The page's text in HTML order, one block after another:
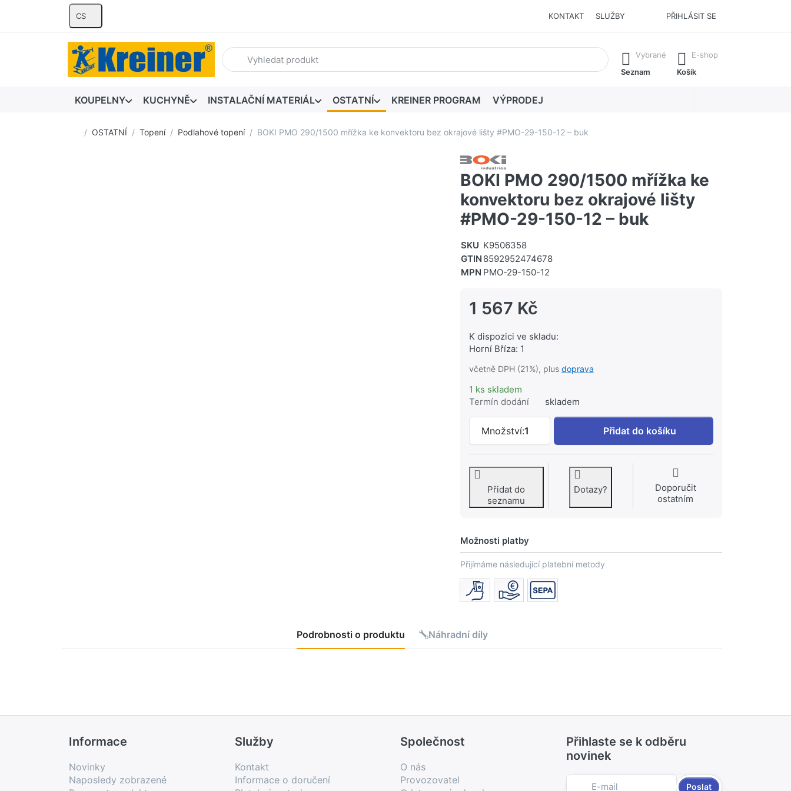
CS KONTAKT SLUŽBY PŘIHLÁSIT SE
Zadejte hledaný výraz. První výsledky se zobrazí automaticky při zadávání. Stisknutím klávesy Enter vyvoláte všechny výsledky.
Vybrané
Seznam
E-shop
Košík
KOUPELNY KUCHYNĚ INSTALAČNÍ MATERIÁL OSTATNÍ KREINER PROGRAM VÝPRODEJ
Domovská stránka
OSTATNÍ Topení Podlahové topení BOKI PMO 290/1500 mřížka ke konvektoru bez okrajové lišty #PMO-29-150-12 – buk
BOKI PMO 290/1500 mřížka ke
konvektoru bez okrajové lišty
#PMO-29-150-12 – buk
SKU K9506358
GTIN 8592952474678
MPN PMO-29-150-12
1 567 Kč
K dispozici ve skladu:
Horní Bříza: 1
včetně DPH (21%), plus doprava
1 ks skladem
Termín dodání
skladem
Množství:1
BOKI PMO 290/1500 mřížka ke konvektoru bez
Přidat do košíku
Přidat do
seznamu
Dotazy?
Doporučit
ostatním
Možnosti platby
Přijímáme následující platební metody
Podrobnosti o produktu Náhradní díly
Informace
Novinky
Naposledy zobrazené
Služby
Kontakt
Informace o doručení
Společnost
O nás
Provozovatel
Přihlaste se k odběru
novinek
Poslat